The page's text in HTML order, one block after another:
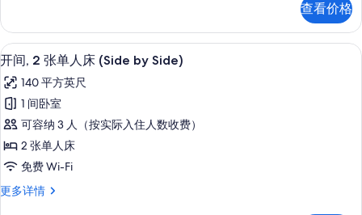
(One
of
a
Kind)
的
所
有
照
片
双
人
床
of
Kind)
更
多
信
息
查看价格
显
示
开
间,
2
张
单
人
开间, 2 张单人床 (Side by Side) | 羽
7
开间, 2 张单人床 (Side by Side)
140 平方英尺
1 间卧室
可容纳 3 人（按实际入住人数收费）
2 张单人床
免费 Wi-Fi
更多详情
开